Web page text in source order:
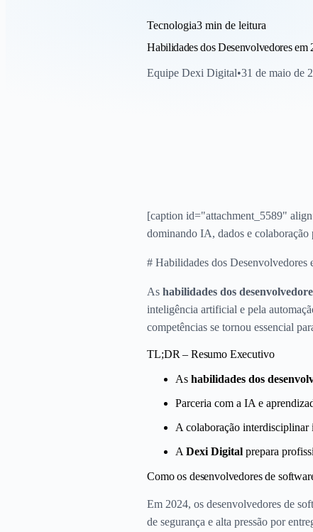
Tecnologia3 min de leitura
Habilidades dos Desenvolvedores em
Equipe Dexi Digital•31 de maio de
[caption id="attachment_5589"
dominando IA, dados e
# Habilidades dos Desenvolvedores
Ashabilidades dos
inteligência artificial e pela
competências se tornou essencial
TL;DR – Resumo Executivo
Ashabilidades dos
Parceria com a IA e
A colaboração interdisciplinar
ADexi Digital prepara
Como os desenvolvedores de
Em 2024, os desenvolvedores de
de segurança e alta pressão por